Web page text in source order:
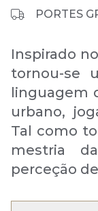
PORTES
Inspirado
tornou-se
linguagem
urbano,
Tal como
mestria
perceção